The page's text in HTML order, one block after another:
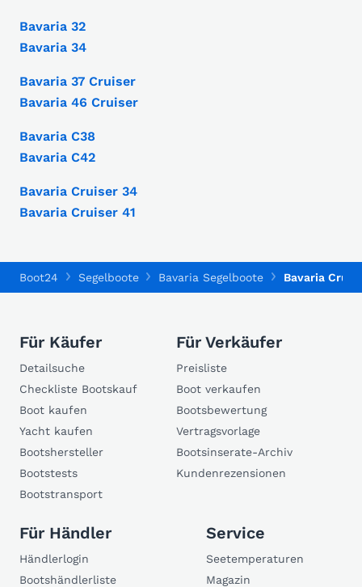
Bavaria 32
Bavaria 34
Bavaria 37 Cruiser
Bavaria 46 Cruiser
Bavaria C38
Bavaria C42
Bavaria Cruiser 34
Bavaria Cruiser 41
Boot24 Segelboote Bavaria Segelboote Bavaria
Für Käufer
Detailsuche
Checkliste Bootskauf
Boot kaufen
Yacht kaufen
Bootshersteller
Bootstests
Bootstransport
Für Verkäufer
Preisliste
Boot verkaufen
Bootsbewertung
Vertragsvorlage
Bootsinserate-Archiv
Kundenrezensionen
Für Händler
Händlerlogin
Bootshändlerliste
Service
Seetemperaturen
Magazin